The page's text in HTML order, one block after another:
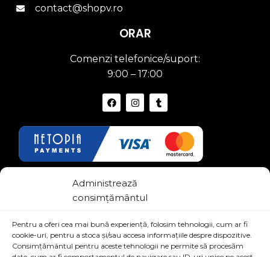
Administrează
consimțământul
Pentru a oferi cea mai bună experiență, folosim tehnologii, cum ar fi
cookie-uri, pentru a stoca și/sau accesa informațiile despre dispozitive.
Consimțământul pentru aceste tehnologii ne permite să procesăm
contact@shopv.ro
ORAR
Comenzi telefonice/suport:
9:00 – 17:00
Link-uri Utile
Termeni si conditii
Politica de confidentialitate